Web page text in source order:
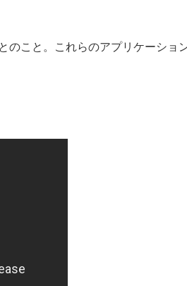
のこと。これらのアプリケーショ